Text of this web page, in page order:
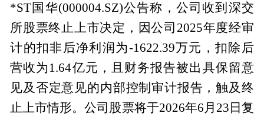
*ST国华(000004.SZ)公告称，公司收到深交
所股票终止上市决定，因公司2025年度经审
计的扣非后净利润为-1622.39万元，扣除后
营收为1.64亿元，且财务报告被出具保留意
见及否定意见的内部控制审计报告，触及终
止上市情形。公司股票将于2026年6月23日复